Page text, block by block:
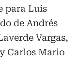
para Luis
de Andrés
Vargas,
Carlos Mario